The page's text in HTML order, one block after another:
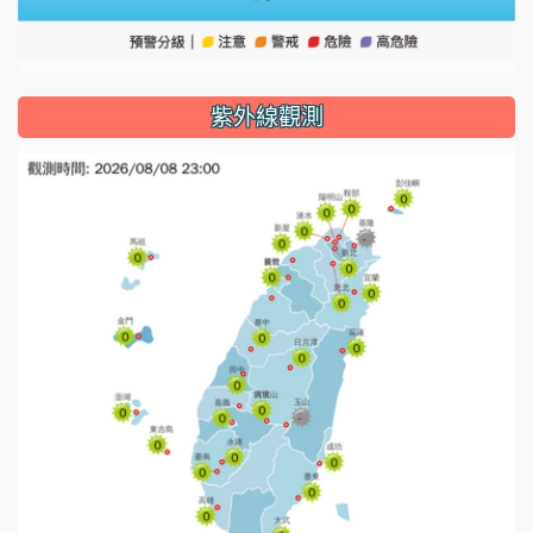
紫外線觀測